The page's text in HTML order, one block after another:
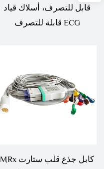
قابل للتصرف، أسلاك قياد
ECG قابلة للتصرف
كابل جذع قلب ستارت MRx